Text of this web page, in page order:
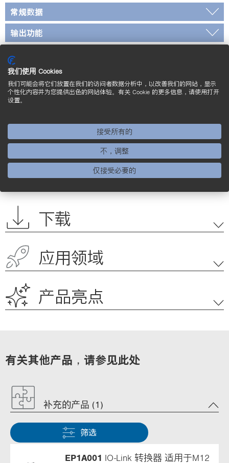
常规数据
输出功能
* 未经 UL 检定
* *传感器适用于最高125 °C的介质温度。 安装时
请确保传感器外壳周围得到充分冷却。
下载
应用领域
产品亮点
有关其他产品，请参见此处
补充的产品 (1)
筛选
EP1A001 IO-Link 转换器 适用于M12
我们使用 Cookies
我们可能会将它们放置在我们的访问者数据分析中，以改善我们的网站，显示
个性化内容并为您提供出色的网站体验。有关 Cookie 的更多信息，请使用打开
设置。
接受所有的
不，调整
仅接受必要的